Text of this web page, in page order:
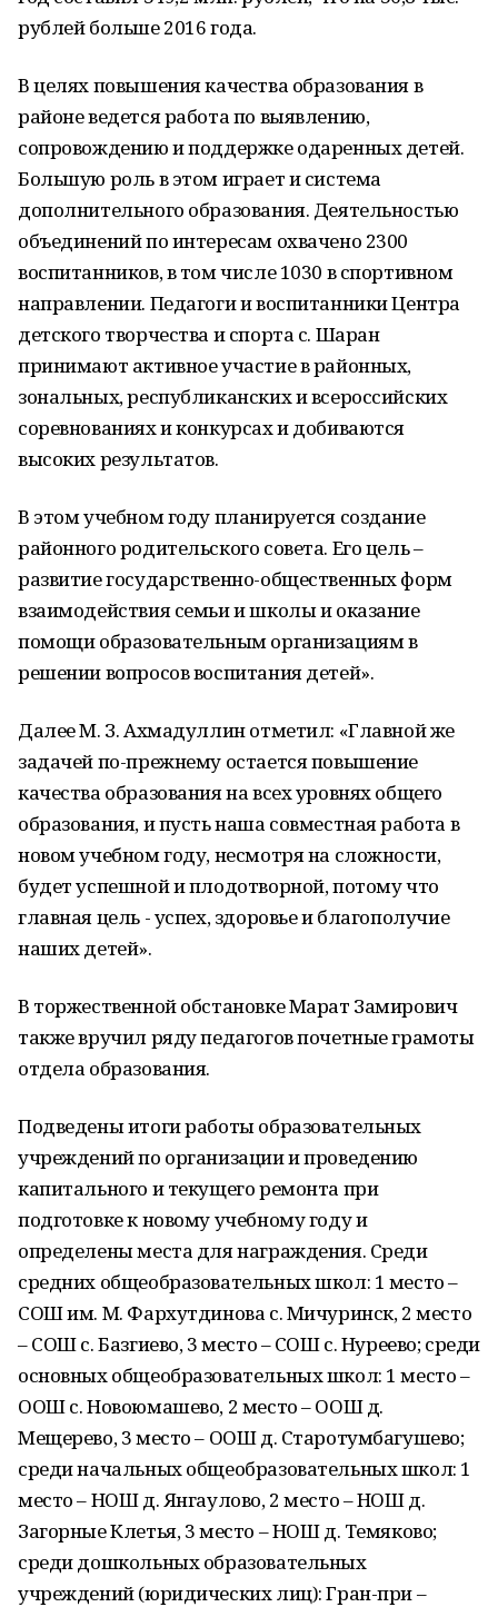
рублей больше 2016 года.
В целях повышения качества образования в
районе ведется работа по выявлению,
сопровождению и поддержке одаренных детей.
Большую роль в этом играет и система
дополнительного образования. Деятельностью
объединений по интересам охвачено 2300
воспитанников, в том числе 1030 в спортивном
направлении. Педагоги и воспитанники Центра
детского творчества и спорта с. Шаран
принимают активное участие в районных,
зональных, республиканских и всероссийских
соревнованиях и конкурсах и добиваются
высоких результатов.
В этом учебном году планируется создание
районного родительского совета. Его цель –
развитие государственно-общественных форм
взаимодействия семьи и школы и оказание
помощи образовательным организациям в
решении вопросов воспитания детей».
Далее М. З. Ахмадуллин отметил: «Главной же
задачей по-прежнему остается повышение
качества образования на всех уровнях общего
образования, и пусть наша совместная работа в
новом учебном году, несмотря на сложности,
будет успешной и плодотворной, потому что
главная цель - успех, здоровье и благополучие
наших детей».
В торжественной обстановке Марат Замирович
также вручил ряду педагогов почетные грамоты
отдела образования.
Подведены итоги работы образовательных
учреждений по организации и проведению
капитального и текущего ремонта при
подготовке к новому учебному году и
определены места для награждения. Среди
средних общеобразовательных школ: 1 место –
СОШ им. М. Фархутдинова с. Мичуринск, 2 место
– СОШ с. Базгиево, 3 место – СОШ с. Нуреево; среди
основных общеобразовательных школ: 1 место –
ООШ с. Новоюмашево, 2 место – ООШ д.
Мещерево, 3 место – ООШ д. Старотумбагушево;
среди начальных общеобразовательных школ: 1
место – НОШ д. Янгаулово, 2 место – НОШ д.
Загорные Клетья, 3 место – НОШ д. Темяково;
среди дошкольных образовательных
учреждений (юридических лиц): Гран-при –